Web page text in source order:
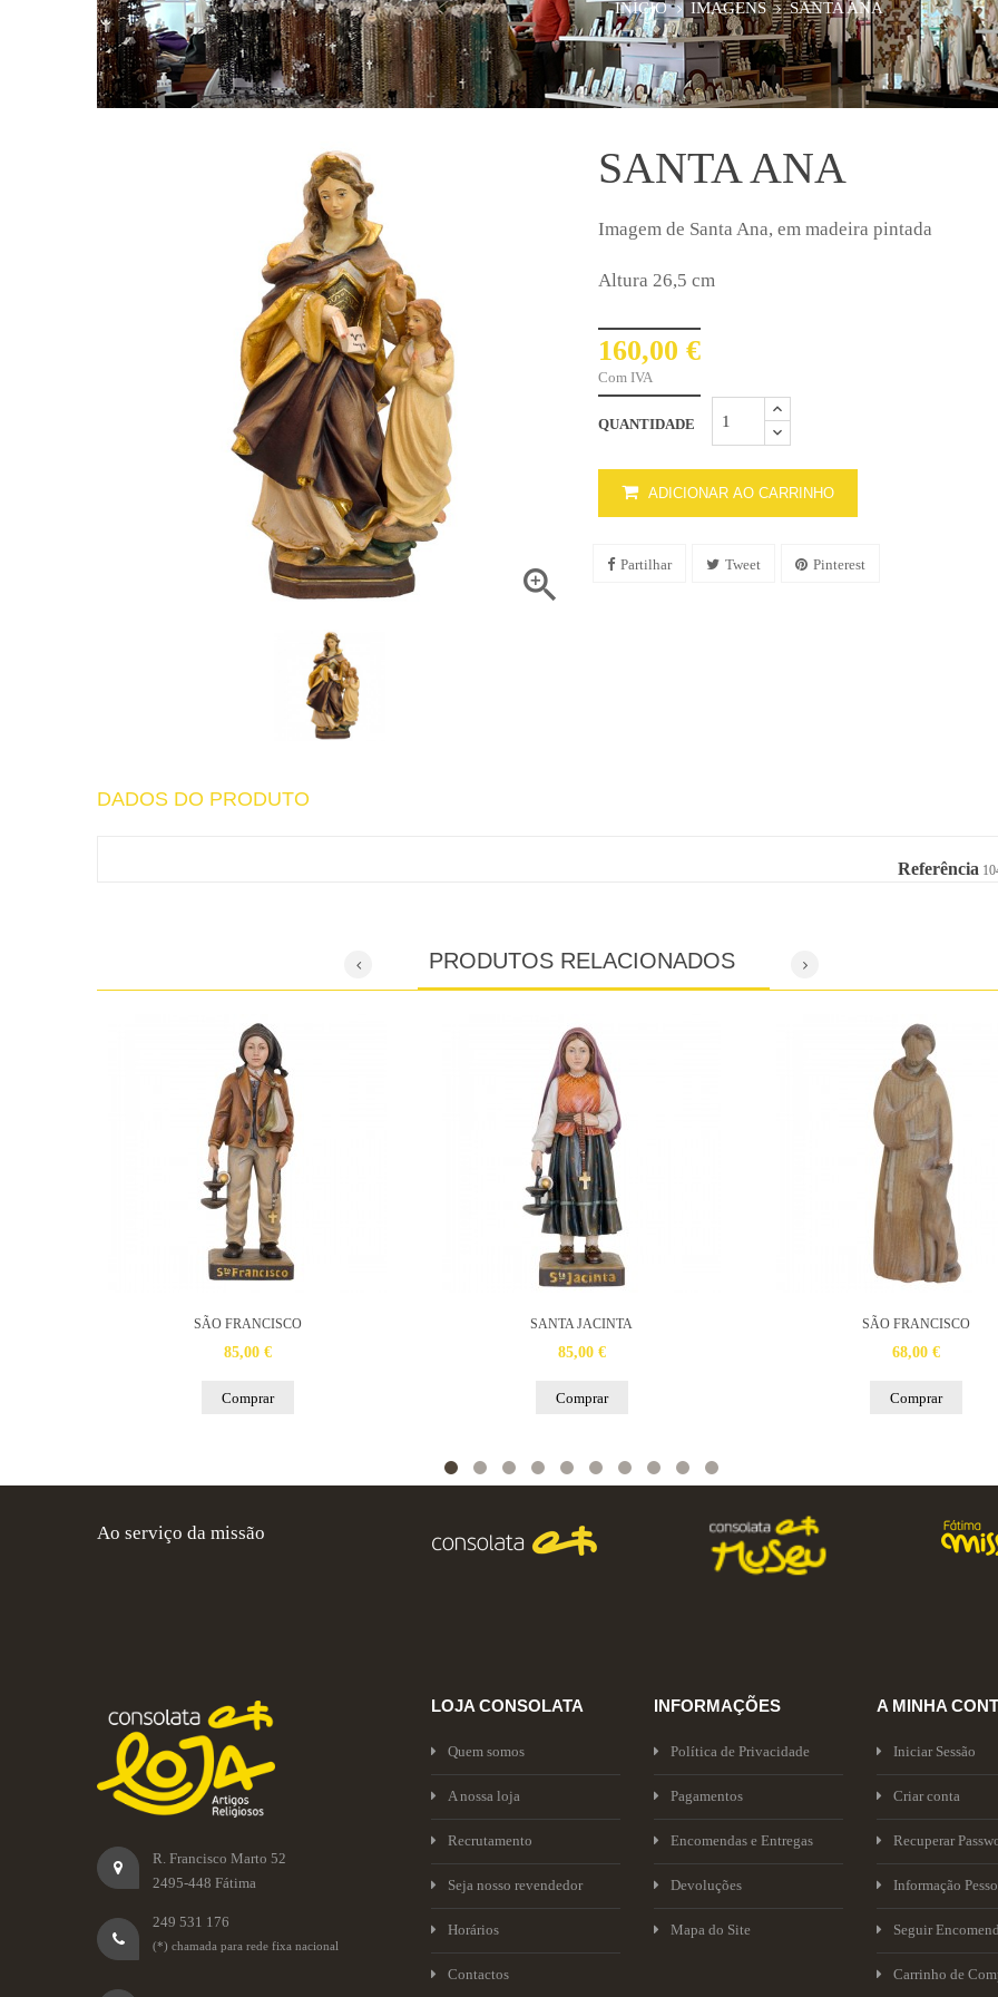
INÍCIO IMAGENS SANTA ANA

SANTA ANA
Imagem de Santa Ana, em madeira pintada
Altura 26,5 cm
160,00 €
Com IVA
QUANTIDADE
ADICIONAR AO CARRINHO
Partilhar Tweet Pinterest
DADOS DO PRODUTO
Referência
PRODUTOS RELACIONADOS
SÃO FRANCISCO
85,00 €
Comprar
SANTA JACINTA
85,00 €
Comprar
SÃO FRANCISCO
68,00 €
Comprar
Ao serviço da missão
R. Francisco Marto 52
2495-448 Fátima
249 531 176
(*) chamada para rede fixa nacional
LOJA CONSOLATA
Quem somos
A nossa loja
Recrutamento
Seja nosso revendedor
Horários
Contactos
INFORMAÇÕES
Política de Privacidade
Pagamentos
Encomendas e Entregas
Devoluções
Mapa do Site
A MINHA
Iniciar Sessão
Criar conta
Recuperar
Informação
Seguir
Carrinho de